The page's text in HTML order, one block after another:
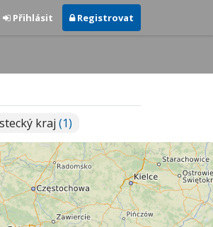
Přihlásit Registrovat
kraj (1)